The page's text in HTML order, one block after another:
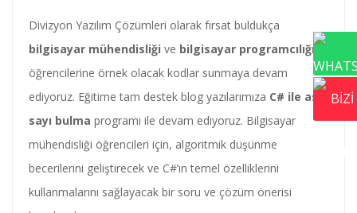
Divizyon Yazılım Çözümleri olarak fırsat buldukça
bilgisayar mühendisliği ve bilgisayar programcılığı
öğrencilerine örnek olacak kodlar sunmaya devam
ediyoruz. Eğitime tam destek blog yazılarımıza C# ile asal
sayı bulma programı ile devam ediyoruz. Bilgisayar
mühendisliği öğrencileri için, algoritmik düşünme
becerilerini geliştirecek ve C#’ın temel özelliklerini
kullanmalarını sağlayacak bir soru ve çözüm önerisi